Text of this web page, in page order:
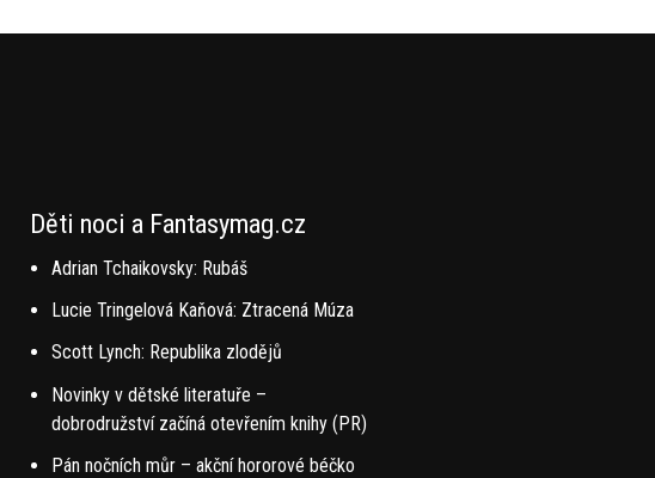
Děti noci a Fantasymag.cz
Adrian Tchaikovsky: Rubáš
Lucie Tringelová Kaňová: Ztracená Múza
Scott Lynch: Republika zlodějů
Novinky v dětské literatuře –
dobrodružství začíná otevřením knihy (PR)
Pán nočních můr – akční hororové béčko